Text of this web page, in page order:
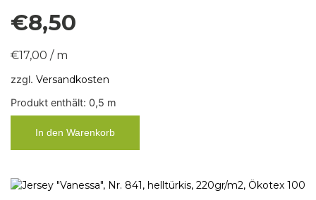
€8,50
€17,00 / m
zzgl. Versandkosten
Produkt enthält: 0,5 m
In den Warenkorb